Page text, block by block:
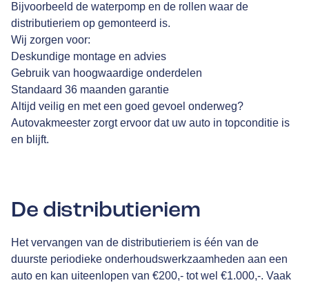
Bijvoorbeeld de waterpomp en de rollen waar de
distributieriem op gemonteerd is.
Wij zorgen voor:
Deskundige montage en advies
Gebruik van hoogwaardige onderdelen
Standaard 36 maanden garantie
Altijd veilig en met een goed gevoel onderweg?
Autovakmeester zorgt ervoor dat uw auto in topconditie is
en blijft.
De distributieriem
Het vervangen van de distributieriem is één van de
duurste periodieke onderhoudswerkzaamheden aan een
auto en kan uiteenlopen van €200,- tot wel €1.000,-. Vaak